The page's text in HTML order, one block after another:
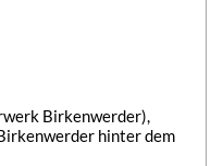
Birkenwerder),
hinter dem